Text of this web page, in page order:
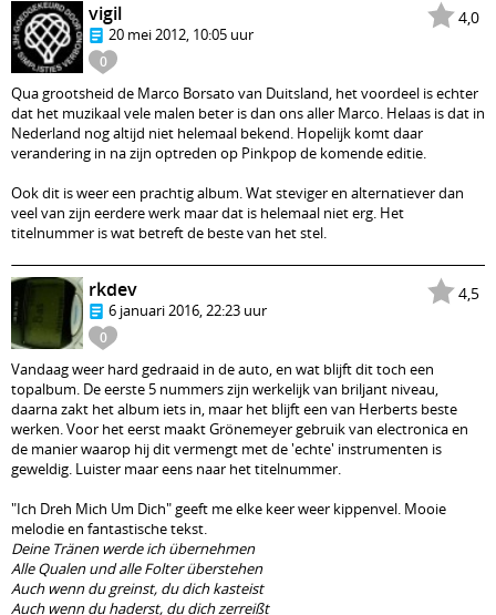
4,0
0
vigil
20 mei 2012, 10:05 uur
Qua grootsheid de Marco Borsato van Duitsland, het voordeel is echter
dat het muzikaal vele malen beter is dan ons aller Marco. Helaas is dat in
Nederland nog altijd niet helemaal bekend. Hopelijk komt daar
verandering in na zijn optreden op Pinkpop de komende editie.
Ook dit is weer een prachtig album. Wat steviger en alternatiever dan
veel van zijn eerdere werk maar dat is helemaal niet erg. Het
titelnummer is wat betreft de beste van het stel.
4,5
0
rkdev
6 januari 2016, 22:23 uur
Vandaag weer hard gedraaid in de auto, en wat blijft dit toch een
topalbum. De eerste 5 nummers zijn werkelijk van briljant niveau,
daarna zakt het album iets in, maar het blijft een van Herberts beste
werken. Voor het eerst maakt Grönemeyer gebruik van electronica en
de manier waarop hij dit vermengt met de 'echte' instrumenten is
geweldig. Luister maar eens naar het titelnummer.
"Ich Dreh Mich Um Dich" geeft me elke keer weer kippenvel. Mooie
melodie en fantastische tekst.
Deine Tränen werde ich übernehmen
Alle Qualen und alle Folter überstehen
Auch wenn du greinst, du dich kasteist
Auch wenn du haderst, du dich zerreißt